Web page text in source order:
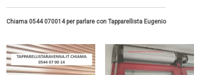
Chiama 0544 070014 per parlare con Tapparellista Eugenio